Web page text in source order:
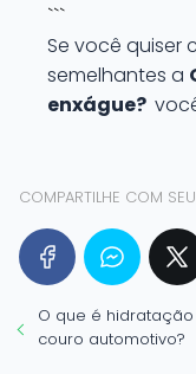
```
Se você quiser
semelhantes a
enxágue?
COMPARTILHE COM
O que é
couro automotivo?